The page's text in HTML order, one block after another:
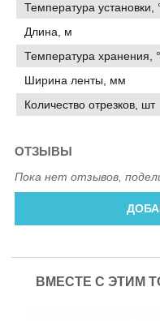
Температура установки,
Длина, м
Температура хранения,
Ширина ленты, мм
Количество отрезков, шт
ОТЗЫВЫ
Пока нет отзывов,
ВМЕСТЕ С ЭТИМ